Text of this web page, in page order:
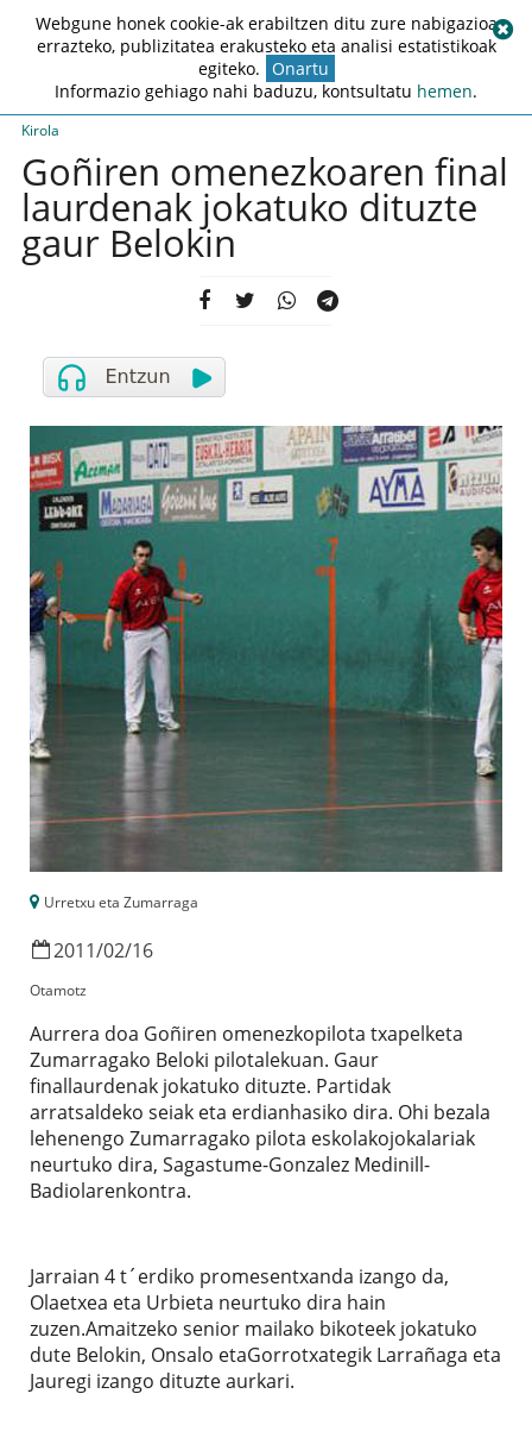
Kirola
Goñiren omenezkoaren final
laurdenak jokatuko dituzte
gaur Belokin
Urretxu eta Zumarraga
2011/02/16
Otamotz
Aurrera doa Goñiren omenezkopilota txapelketa
Zumarragako Beloki pilotalekuan. Gaur
finallaurdenak jokatuko dituzte. Partidak
arratsaldeko seiak eta erdianhasiko dira. Ohi bezala
lehenengo Zumarragako pilota eskolakojokalariak
neurtuko dira, Sagastume-Gonzalez Medinill-
Badiolarenkontra.
Jarraian 4 t´erdiko promesentxanda izango da,
Olaetxea eta Urbieta neurtuko dira hain
zuzen.Amaitzeko senior mailako bikoteek jokatuko
dute Belokin, Onsalo etaGorrotxategik Larrañaga eta
Jauregi izango dituzte aurkari.
Webgune honek cookie-ak erabiltzen ditu zure nabigazioa
errazteko, publizitatea erakusteko eta analisi estatistikoak
egiteko. Onartu
Informazio gehiago nahi baduzu, kontsultatu hemen.